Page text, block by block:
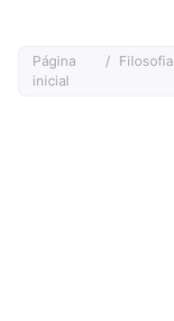
Página
inicial
/ Filosofia